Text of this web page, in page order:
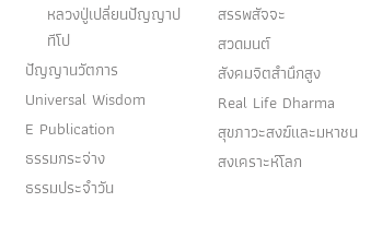
หลวงปู่เปลี่ยนปัญญาป
ทีโป
ปัญญานวัตการ
Universal Wisdom
E Publication
ธรรมกระจ่าง
ธรรมประจำวัน
สรรพสัจจะ
สวดมนต์
สังคมจิตสำนึกสูง
Real Life Dharma
สุขภาวะสงฆ์และมหาชน
สงเคราะห์โลก